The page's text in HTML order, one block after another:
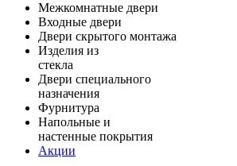
Межкомнатные двери
ШПОНИРОВАНЫЕ
ЭКОШПОН
ИЗ МАССИВА СОСНЫ
Входные двери
МЕТАЛЛИЧЕСКИЕ ДВЕРИ
В КВАРТИРУ
ДЛЯ ДОМА
Двери скрытого монтажа
СТЕКЛЯННЫЕ
ЗЕРКАЛЬНЫЕ
Изделия из
стекла
ДВЕРИ
ДУШЕВЫЕ КАБИНЫ И ПЕРЕГОРОДКИ
ОГРАЖДЕНИЯ И СТУПЕНИ
Двери специального
назначения
ПРОТИВОПОЖАРНЫЕ
Фурнитура
ДВЕРНЫЕ РУЧКИ
Напольные и
настенные покрытия
Акции